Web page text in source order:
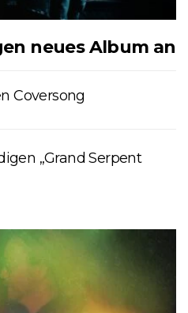
neues Album an
Coversong
„Grand Serpent